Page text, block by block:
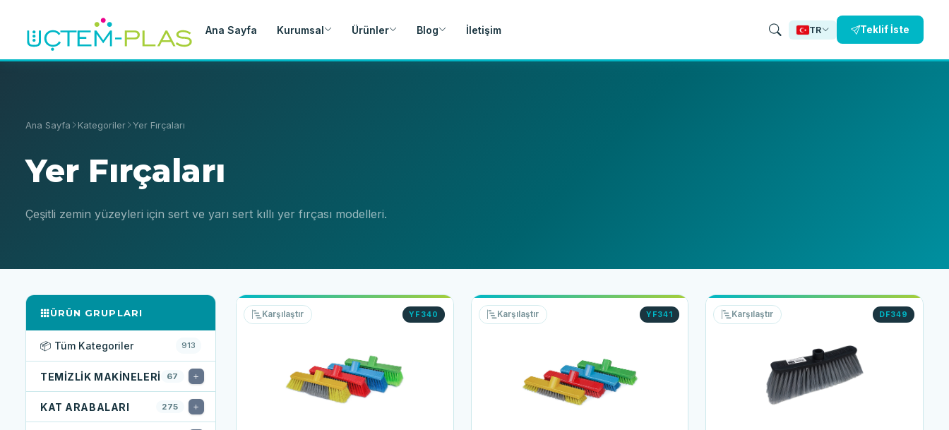
Ana Sayfa Kurumsal Ürünler Blog İletişim TR Teklif İste
Ana Sayfa Kategoriler Yer Fırçaları
Yer Fırçaları
Çeşitli zemin yüzeyleri için sert ve yarı sert kıllı yer fırçası modelleri.
ÜRÜN GRUPLARI
📦 Tüm Kategoriler 913
TEMIZLIK MAKINELERI 67
KAT ARABALARI 275
YF340
Karşılaştır YF341
Karşılaştır DF349
Karşılaştır